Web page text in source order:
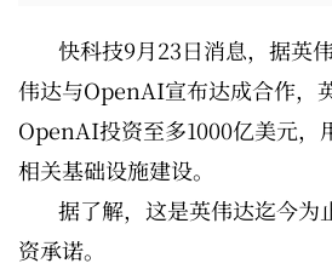
快科技9月23日消息，据英
伟达与OpenAI宣布达成合作，
OpenAI投资至多1000亿美元，
相关基础设施建设。
据了解，这是英伟达迄今为
资承诺。